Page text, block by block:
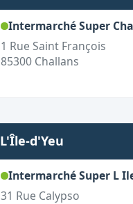
Intermarché Super
1 Rue Saint François
85300 Challans
L'Île-d'Yeu
Intermarché Super L
31 Rue Calypso